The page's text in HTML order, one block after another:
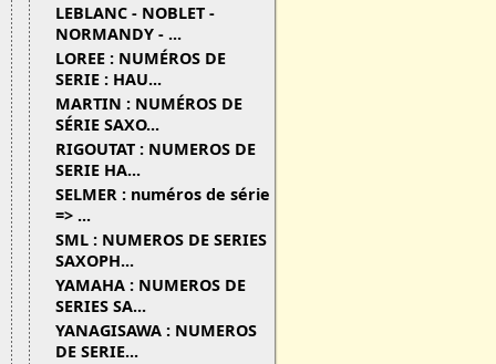
LEBLANC - NOBLET -
NORMANDY - ...
LOREE : NUMÉROS DE
SERIE : HAU...
MARTIN : NUMÉROS DE
SÉRIE SAXO...
RIGOUTAT : NUMEROS DE
SERIE HA...
SELMER : numéros de série
=> ...
SML : NUMEROS DE SERIES
SAXOPH...
YAMAHA : NUMEROS DE
SERIES SA...
YANAGISAWA : NUMEROS
DE SERIE...